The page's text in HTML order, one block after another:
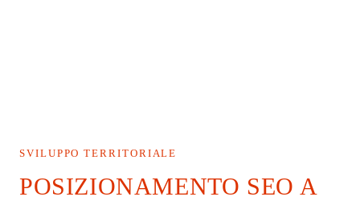
SVILUPPO TERRITORIALE
POSIZIONAMENTO SEO A